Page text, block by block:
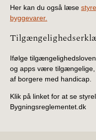
BR18 (1/1-4/7
2018)
BR18 (1/1-30/6
Her kan du også læse
byggevarer.
Ifølge
og apps være
af borgere med handicap.
Klik på linket for at se
Bygningsreglementet.dk